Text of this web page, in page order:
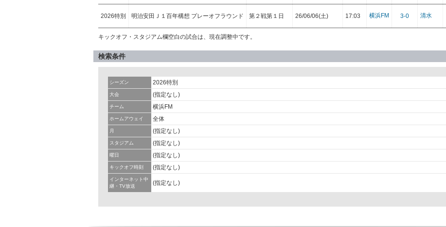
2026特別 明治安田Ｊ１百年構想 プレーオフラウンド 第２戦第１日 26/06/06(土) 17:03 横浜FM 3-0 清水
キックオフ・スタジアム欄空白の試合は、現在調整中です。
検索条件
シーズン 2026特別
大会 (指定なし)
チーム 横浜FM
ホームアウェイ 全体
月 (指定なし)
スタジアム (指定なし)
曜日 (指定なし)
キックオフ時刻 (指定なし)
インターネット中
継・TV放送
(指定なし)